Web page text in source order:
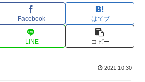
Facebook はてブ
LINE コピー
2021.10.30